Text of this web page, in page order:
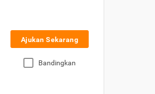
Ajukan Sekarang
Bandingkan